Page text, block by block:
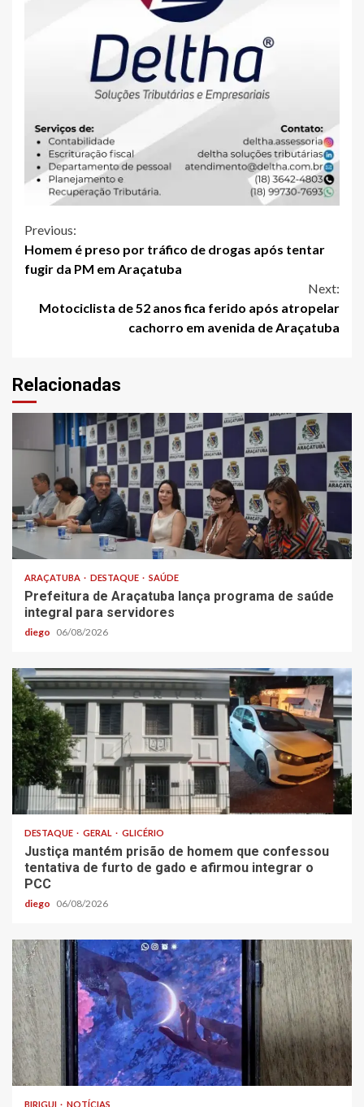
Continue
Reading
Previous:
Homem é preso por tráfico de drogas após tentar
fugir da PM em Araçatuba
Next:
Motociclista de 52 anos fica ferido após atropelar
cachorro em avenida de Araçatuba
Relacionadas
ARAÇATUBA DESTAQUE SAÚDE
Prefeitura de Araçatuba lança programa de saúde
integral para servidores
diego 06/08/2026
DESTAQUE GERAL GLICÉRIO
Justiça mantém prisão de homem que confessou
tentativa de furto de gado e afirmou integrar o
PCC
diego 06/08/2026
BIRIGUI NOTÍCIAS